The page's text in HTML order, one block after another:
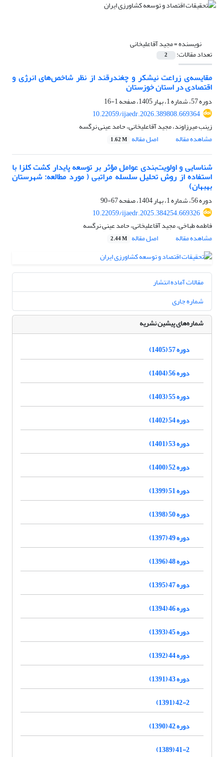
نویسنده =مجید آقاعلیخانی
تعداد مقالات: 2
مقایسه‌ی زراعت نیشکر و چغندرقند از نظر شاخص‌های انرژی و
اقتصادی در استان خوزستان
دوره 57، شماره 1، بهار 1405، صفحه
1-16
10.22059/ijaedr.2026.389808.669364
زینب میرزاوند، مجید آقاعلیخانی، حامد عینی نرگسه
مشاهده مقاله
اصل مقاله 1.62 M
شناسایی و اولویت‌بندی عوامل مؤثر بر توسعه پایدار کشت کلزا با
استفاده از روش تحلیل سلسله مراتبی ( مورد مطالعه: شهرستان
بهبهان)
دوره 56، شماره 1، بهار 1404، صفحه
67-90
10.22059/ijaedr.2025.384254.669326
فاطمه طباخی، مجید آقاعلیخانی، حامد عینی نرگسه
مشاهده مقاله
اصل مقاله 2.44 M
مقالات آماده انتشار
شماره جاری
شماره‌های پیشین نشریه
دوره 57 (1405)
دوره 56 (1404)
دوره 55 (1403)
دوره 54 (1402)
دوره 53 (1401)
دوره 52 (1400)
دوره 51 (1399)
دوره 50 (1398)
دوره 49 (1397)
دوره 48 (1396)
دوره 47 (1395)
دوره 46 (1394)
دوره 45 (1393)
دوره 44 (1392)
دوره 43 (1391)
42-2 (1391)
دوره 42 (1390)
41-2 (1389)